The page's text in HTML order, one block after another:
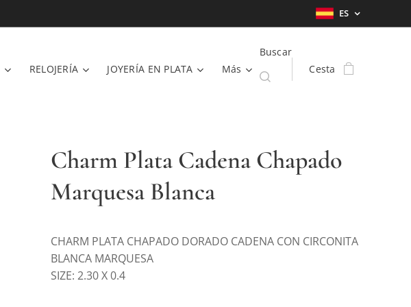
ES
RELOJERÍA JOYERÍA EN PLATA Más
Buscar
Cesta
Charm Plata Cadena Chapado
Marquesa Blanca
CHARM PLATA CHAPADO DORADO CADENA CON CIRCONITA
BLANCA MARQUESA
SIZE: 2.30 X 0.4